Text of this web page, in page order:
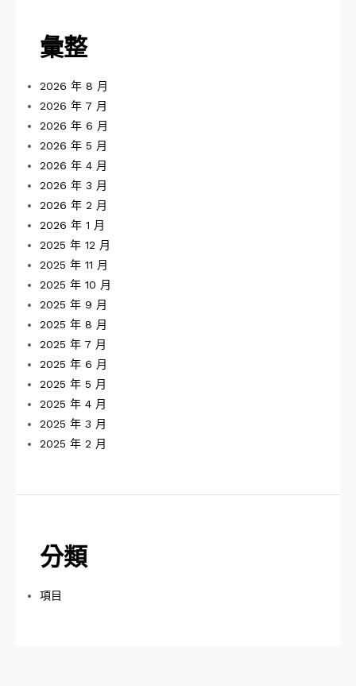
彙整
2026 年 8 月
2026 年 7 月
2026 年 6 月
2026 年 5 月
2026 年 4 月
2026 年 3 月
2026 年 2 月
2026 年 1 月
2025 年 12 月
2025 年 11 月
2025 年 10 月
2025 年 9 月
2025 年 8 月
2025 年 7 月
2025 年 6 月
2025 年 5 月
2025 年 4 月
2025 年 3 月
2025 年 2 月
分類
項目